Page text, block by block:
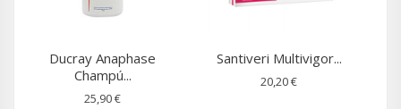
Ducray Anaphase
Champú...
25,90 €
Santiveri Multivigor...
20,20 €